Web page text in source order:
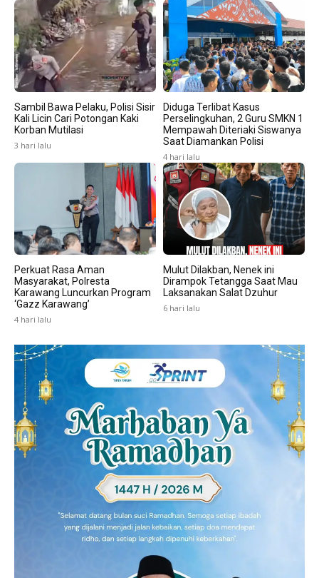
Sambil Bawa Pelaku, Polisi Sisir
Kali Licin Cari Potongan Kaki
Korban Mutilasi
3 hari lalu
Diduga Terlibat Kasus
Perselingkuhan, 2 Guru SMKN 1
Mempawah Diteriaki Siswanya
Saat Diamankan Polisi
4 hari lalu
Perkuat Rasa Aman
Masyarakat, Polresta
Karawang Luncurkan Program
‘Gazz Karawang’
4 hari lalu
Mulut Dilakban, Nenek ini
Dirampok Tetangga Saat Mau
Laksanakan Salat Dzuhur
6 hari lalu